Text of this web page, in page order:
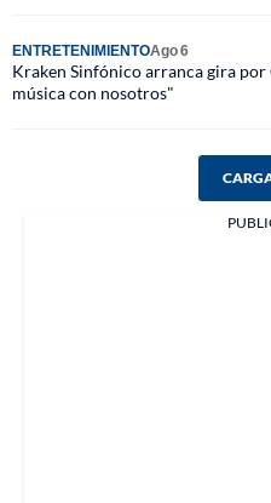
ENTRETENIMIENTOAgo 6
Kraken Sinfónico arranca gira
música con nosotros"